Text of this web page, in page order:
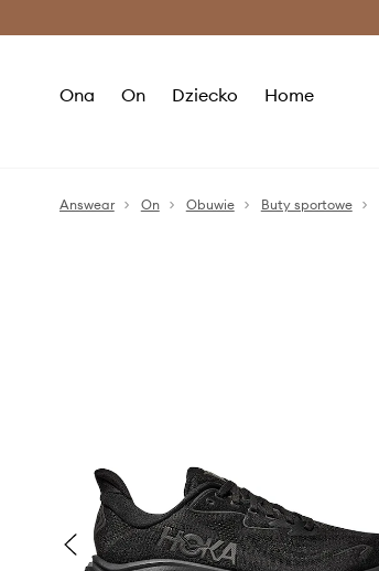
Ona On Dziecko Home
Answear On Obuwie Buty sportowe